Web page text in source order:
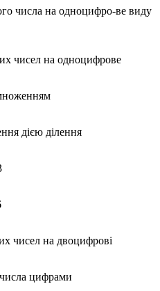
числа на одноцифро-ве виду
чисел на одноцифрове
дією ділення
чисел на двоцифрові
цифрами